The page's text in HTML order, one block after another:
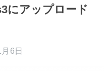
にアップロード
6日